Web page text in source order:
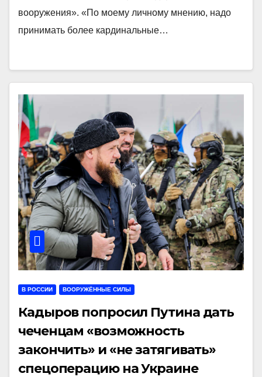
вооружения». «По моему личному мнению, надо
принимать более кардинальные…
В РОССИИ ВООРУЖЁННЫЕ СИЛЫ
Кадыров попросил Путина дать
чеченцам «возможность
закончить» и «не затягивать»
спецоперацию на Украине